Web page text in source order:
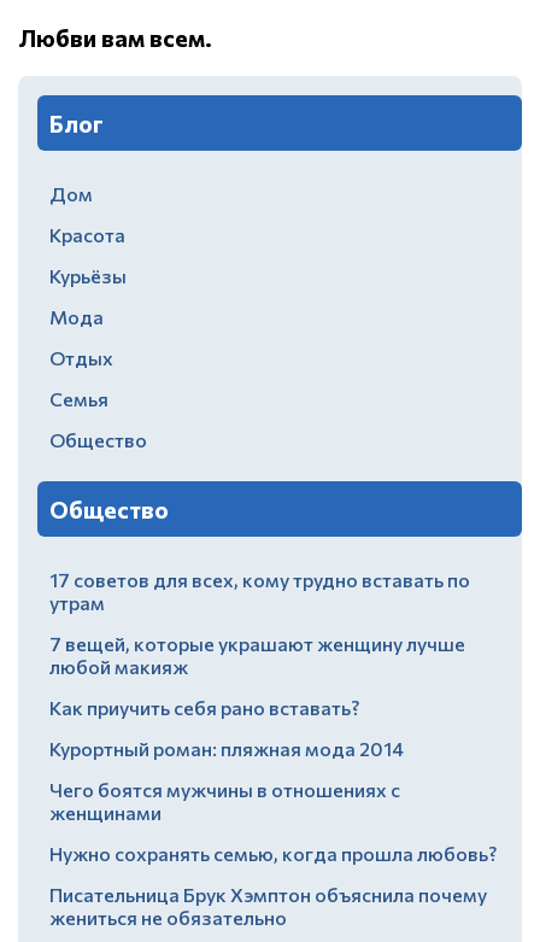
Любви вам всем.
Блог
Дом
Красота
Курьёзы
Мода
Отдых
Семья
Общество
Общество
17 советов для всех, кому трудно вставать по
утрам
7 вещей, которые украшают женщину лучше
любой макияж
Как приучить себя рано вставать?
Курортный роман: пляжная мода 2014
Чего боятся мужчины в отношениях с
женщинами
Нужно сохранять семью, когда прошла любовь?
Писательница Брук Хэмптон объяснила почему
жениться не обязательно